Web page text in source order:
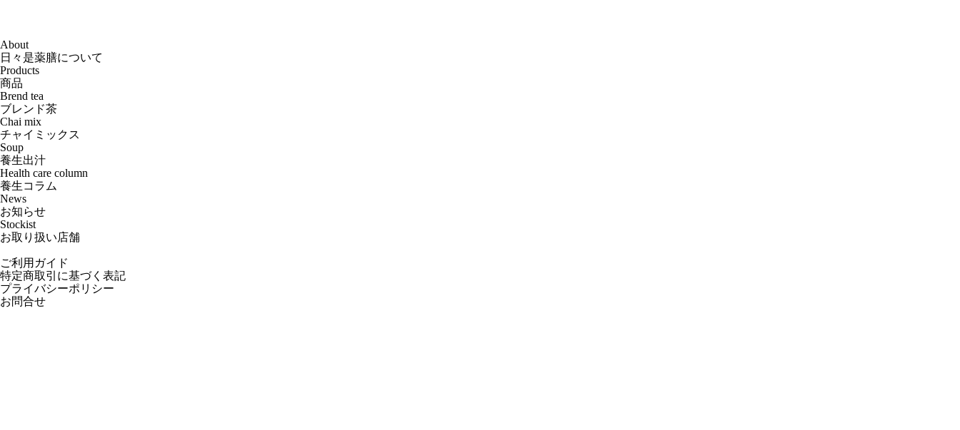
About
日々是薬膳について
Products
商品
Brend tea
ブレンド茶
Chai mix
チャイミックス
Soup
養生出汁
Health care column
養生コラム
News
お知らせ
Stockist
お取り扱い店舗
ご利用ガイド
特定商取引に基づく表記
プライバシーポリシー
お問合せ